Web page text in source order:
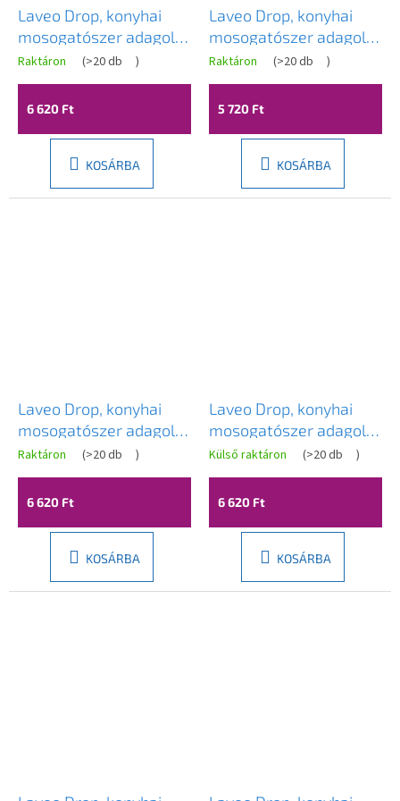
Laveo Drop, konyhai
mosogatószer adagoló
500ml, arany, LAV-
OKD_G31T
Raktáron (>20 db )
6 620 Ft
KOSÁRBA
Laveo Drop, konyhai
mosogatószer adagoló
500ml, szürke, LAV-
OKD_531T
Raktáron (>20 db )
5 720 Ft
KOSÁRBA
Laveo Drop, konyhai
mosogatószer adagoló
500ml, rózsa arany,
LAV-OKD_831T
Raktáron (>20 db )
6 620 Ft
KOSÁRBA
Laveo Drop, konyhai
mosogatószer adagoló
500ml, sárgaréz, LAV-
OKD_131T
Külső raktáron (>20 db )
6 620 Ft
KOSÁRBA